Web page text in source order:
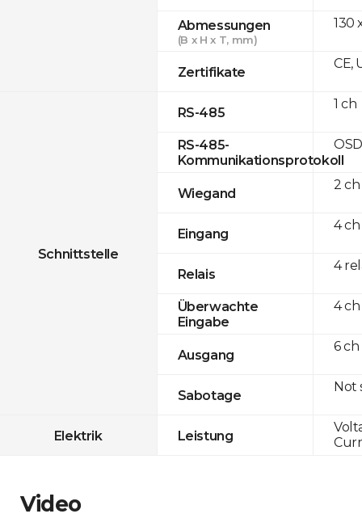
Abmessungen
(B x H x T, mm)
Zertifikate
Schnittstelle
RS-485
RS-485-
Kommunikationsprotokoll
Wiegand
Eingang
Relais
Überwachte
Eingabe
Ausgang
Sabotage
Elektrik Leistung
130
CE,
1 ch
2
4 ch
4
4 ch
6 ch
Not
Video